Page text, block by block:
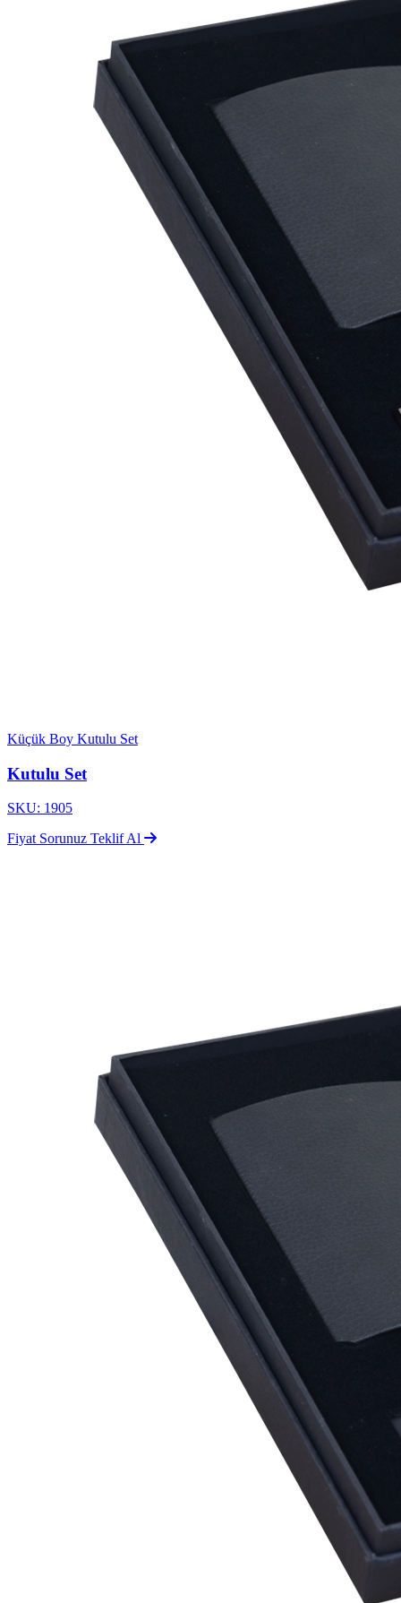
Küçük Boy Kutulu Set
Kutulu Set
SKU: 1905
Fiyat Sorunuz Teklif Al